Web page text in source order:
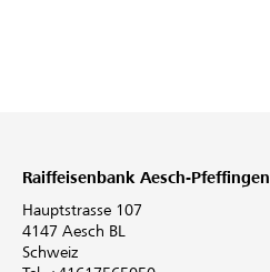
Raiffeisenbank Aesch-Pfeffingen
Hauptstrasse 107
4147 Aesch BL
Schweiz